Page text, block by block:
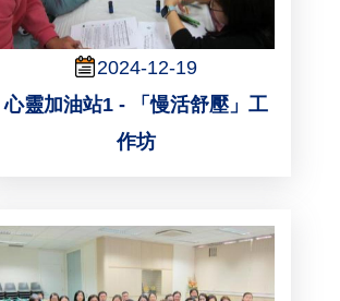
2024-12-19
心靈加油站1 - 「慢活舒壓」工
作坊